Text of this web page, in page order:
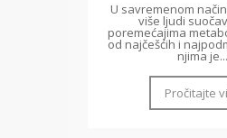
U savremenom
više ljudi
poremećajima
od najčešćih i
njima je...
Pročitajte